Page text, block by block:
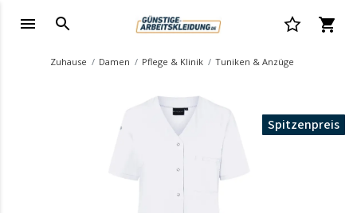
Zuhause Damen Pflege & Klinik Tuniken & Anzüge
Spitzenpreis